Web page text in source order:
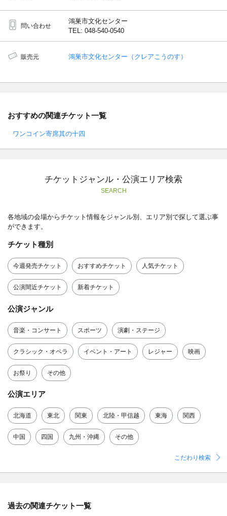
問い合わせ
鴻巣市文化センター
TEL: 048-540-0540
販売元 鴻巣市文化センター（クレアこうのす）
おすすめの関連チケット一覧
ワンコイン寄席其の十四
チケットジャンル・公演エリア検索
SEARCH
各地域の会場からチケット情報をジャンル別、エリア別で探して選ぶ事
ができます。
チケット種別
今週発売チケット おすすめチケット 人気チケット
公演間近チケット 新着チケット
公演ジャンル
音楽・コンサート スポーツ 演劇・ステージ
クラシック・オペラ イベント・アート レジャー 映画
お祭り その他
公演エリア
北海道 東北 関東 北陸・甲信越 東海 関西
中国 四国 九州・沖縄 その他
こだわり検索
過去の関連チケット一覧